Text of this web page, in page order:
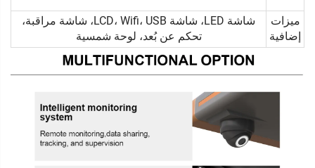
ميزات
إضافية
شاشة LED، شاشة LCD، Wifi، USB، شاشة مراقبة،
تحكم عن بُعد، لوحة شمسية